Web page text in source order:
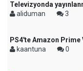
Televizyonda
aliduman
3
PS4'te Amazon Prime
kaantuna
0